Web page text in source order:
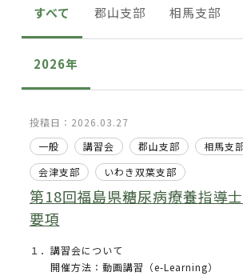
すべて 郡山支部 相馬支部
2026年
投稿日：2026.03.27
一般
講習会 郡山支部 相馬支
会津支部
いわき双葉支部
第18回福島県糖尿病療養指導
要項
１．講習会について
開催方法：動画講習（e-Learning）